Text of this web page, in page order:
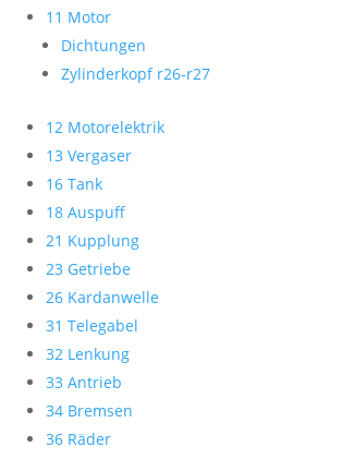
11 Motor
Dichtungen
Zylinderkopf r26-r27
12 Motorelektrik
13 Vergaser
16 Tank
18 Auspuff
21 Kupplung
23 Getriebe
26 Kardanwelle
31 Telegabel
32 Lenkung
33 Antrieb
34 Bremsen
36 Räder